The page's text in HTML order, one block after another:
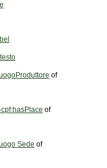
of
of
Sede of